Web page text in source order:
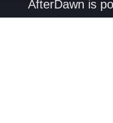
AfterDawn is